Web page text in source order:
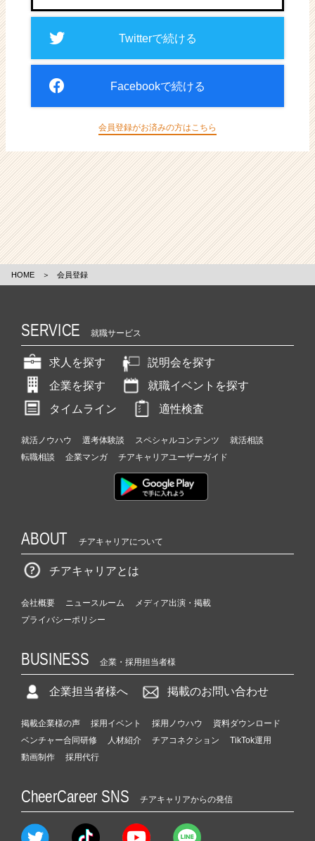
ト
ア
キ
リ
ア
Twitterで続ける
Facebookで続ける
会員登録がお済みの方はこちら
HOME ＞ 会員登録
SERVICE 就職サービス
求人を探す
説明会を探す
企業を探す
就職イベントを探す
タイムライン
適性検査
就活ノウハウ 選考体験談 スペシャルコンテンツ
就活相談
転職相談
企業マンガ チアキャリアユーザーガイド
ABOUT チアキャリアについて
チアキャリアとは
会社概要 ニュースルーム
メディア出演・掲載
プライバシーポリシー
BUSINESS 企業・採用担当者様
企業担当者様へ 掲載のお問い合わせ
掲載企業様の声 採用イベント 採用ノウハウ
資料ダウンロード
ベンチャー合同研修
人材紹介 チアコネクション
TikTok運用
動画制作
採用代行
CheerCareer SNS チアキャリアからの発信